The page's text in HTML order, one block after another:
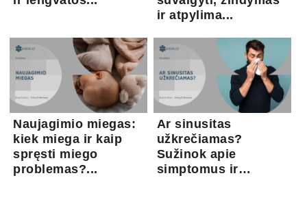
ir atpylima...
Naujagimio miegas:
kiek miega ir kaip
spręsti miego
problemas?...
Ar sinusitas
užkrečiamas?
Sužinok apie
simptomus ir